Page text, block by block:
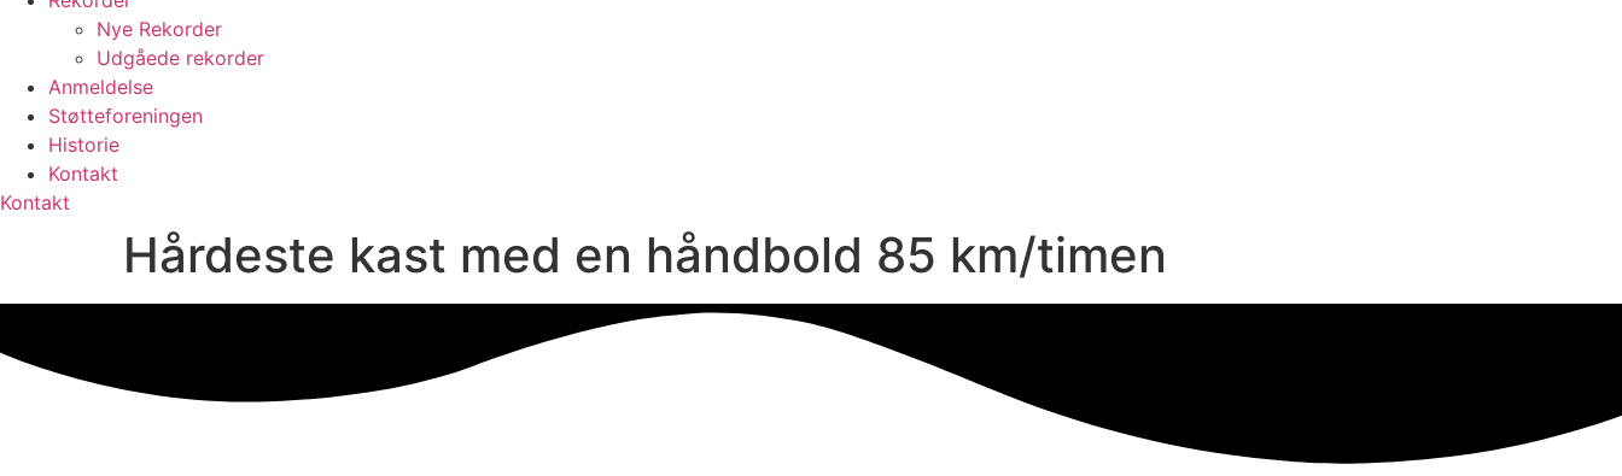
Nye Rekorder
Udgåede rekorder
Anmeldelse
Støtteforeningen
Historie
Kontakt
Kontakt
Hårdeste kast med en håndbold 85 km/timen